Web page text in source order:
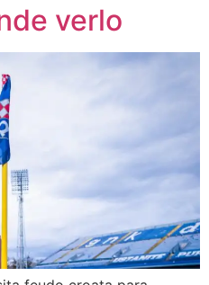
verlo